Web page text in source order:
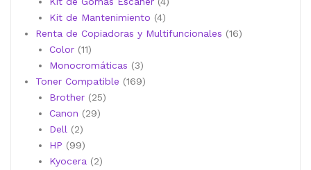
Kit de Mantenimiento 44
productos
Renta de Copiadoras y Multifuncionales 1616
Color 1111
productos
Monocromáticas 33
productos
Toner Compatible 169169
Brother 2525
Canon 2929
Dell 22
productos
HP 9999
productos
Kyocera 22